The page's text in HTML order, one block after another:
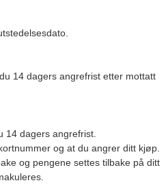
14 dagers angrefrist etter mottatt
14 dagers angrefrist.
og at du angrer ditt kjøp.
og pengene settes tilbake på ditt